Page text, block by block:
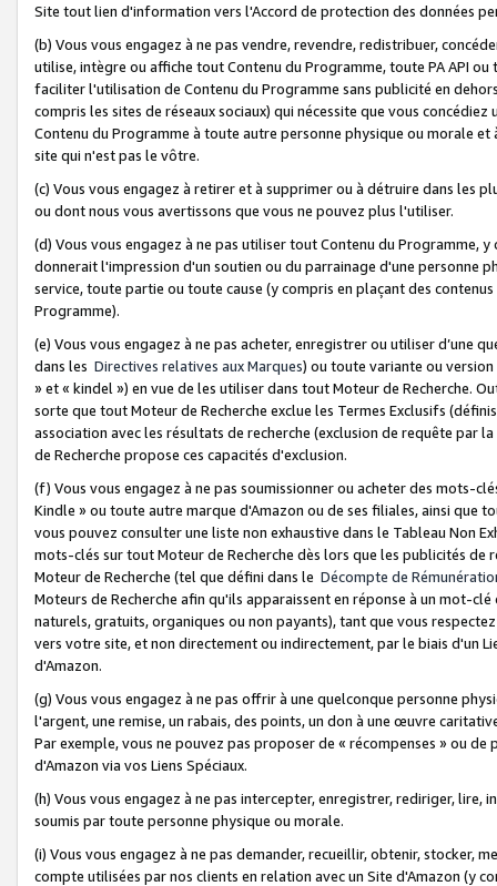
Site tout lien d'information vers l'Accord de protection des données
(b) Vous vous engagez à ne pas vendre, revendre, redistribuer,
utilise, intègre ou affiche tout Contenu du Programme, toute PA API
faciliter l'utilisation de Contenu du Programme sans publicité en
compris les sites de réseaux sociaux) qui nécessite que vous
Contenu du Programme à toute autre personne physique ou morale
site qui n'est pas le vôtre.
(c) Vous vous engagez à retirer et à supprimer ou à détruire dans les
ou dont nous vous avertissons que vous ne pouvez plus l'utiliser.
(d) Vous vous engagez à ne pas utiliser tout Contenu du Programme,
donnerait l'impression d'un soutien ou du parrainage d'une personne
service, toute partie ou toute cause (y compris en plaçant des
Programme).
(e) Vous vous engagez à ne pas acheter, enregistrer ou utiliser d’une
dans les Directives relatives aux Marques) ou toute variante ou
» et « kindel ») en vue de les utiliser dans tout Moteur de Recherche.
sorte que tout Moteur de Recherche exclue les Termes Exclusifs
association avec les résultats de recherche (exclusion de requête
de Recherche propose ces capacités d'exclusion.
(f) Vous vous engagez à ne pas soumissionner ou acheter des mots-
Kindle » ou toute autre marque d'Amazon ou de ses filiales, ainsi que
vous pouvez consulter une liste non exhaustive dans le Tableau Non
mots-clés sur tout Moteur de Recherche dès lors que les publicités de
Moteur de Recherche (tel que défini dans le Décompte de
Moteurs de Recherche afin qu'ils apparaissent en réponse à un mot-
naturels, gratuits, organiques ou non payants), tant que vous
vers votre site, et non directement ou indirectement, par le biais d'un
d'Amazon.
(g) Vous vous engagez à ne pas offrir à une quelconque personne
l'argent, une remise, un rabais, des points, un don à une œuvre
Par exemple, vous ne pouvez pas proposer de « récompenses » ou
d'Amazon via vos Liens Spéciaux.
(h) Vous vous engagez à ne pas intercepter, enregistrer, rediriger,
soumis par toute personne physique ou morale.
(i) Vous vous engagez à ne pas demander, recueillir, obtenir, stocker,
compte utilisées par nos clients en relation avec un Site d'Amazon (y